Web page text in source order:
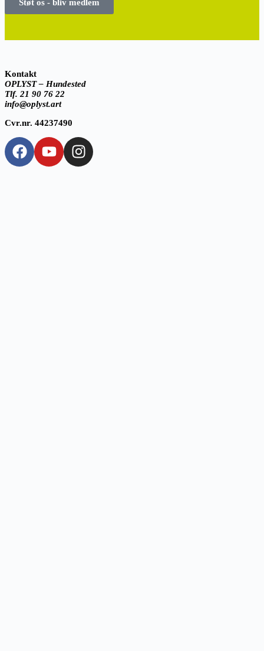
Støt os - bliv medlem
Kontakt
OPLYST – Hundested
Tlf. 21 90 76 22
info@oplyst.art
Cvr.nr. 44237490